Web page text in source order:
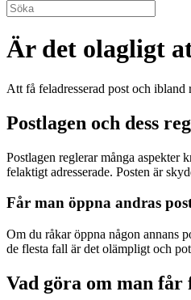
Är det olagligt
Att få feladresserad post och ibland
Postlagen och dess
Postlagen reglerar många aspekter
felaktigt adresserade. Posten är
Får man öppna andras
Om du råkar öppna någon annans
de flesta fall är det olämpligt och
Vad göra om man får